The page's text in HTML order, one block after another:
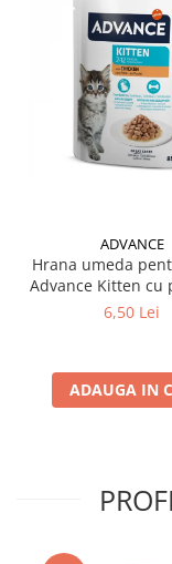
ADVANCE
Hrana umeda
Advance Kitten cu
6,50 Lei
ADAUGA IN